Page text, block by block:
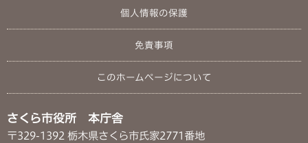
個人情報の保護
免責事項
このホームページについて
さくら市役所 本庁舎
〒329-1392 栃木県さくら市氏家2771番地